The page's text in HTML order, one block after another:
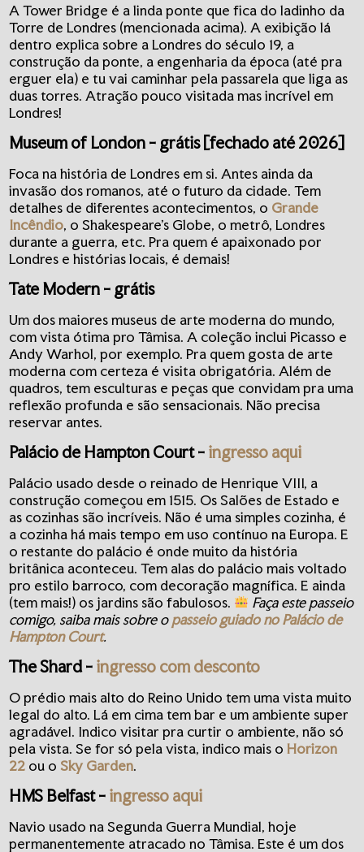
A Tower Bridge é a linda ponte que fica do ladinho da
Torre de Londres (mencionada acima). A exibição lá
dentro explica sobre a Londres do século 19, a
construção da ponte, a engenharia da época (até pra
erguer ela) e tu vai caminhar pela passarela que liga as
duas torres. Atração pouco visitada mas incrível em
Londres!
Museum of London - grátis [fechado até 2026]
Foca na história de Londres em si. Antes ainda da
invasão dos romanos, até o futuro da cidade. Tem
detalhes de diferentes acontecimentos, o Grande
Incêndio, o Shakespeare's Globe, o metrô, Londres
durante a guerra, etc. Pra quem é apaixonado por
Londres e histórias locais, é demais!
Tate Modern - grátis
Um dos maiores museus de arte moderna do mundo,
com vista ótima pro Tâmisa. A coleção inclui Picasso e
Andy Warhol, por exemplo. Pra quem gosta de arte
moderna com certeza é visita obrigatória. Além de
quadros, tem esculturas e peças que convidam pra uma
reflexão profunda e são sensacionais. Não precisa
reservar antes.
Palácio de Hampton Court- ingresso aqui
Palácio usado desde o reinado de Henrique VIII, a
construção começou em 1515. Os Salões de Estado e
as cozinhas são incríveis. Não é uma simples cozinha, é
a cozinha há mais tempo em uso contínuo na Europa. E
o restante do palácio é onde muito da história
britânica aconteceu. Tem alas do palácio mais voltado
pro estilo barroco, com decoração magnífica. E ainda
(tem mais!) os jardins são fabulosos.
Faça este passeio
comigo, saiba mais sobre opasseio guiado no Palácio de
Hampton Court.
The Shard- ingresso com desconto
O prédio mais alto do Reino Unido tem uma vista muito
legal do alto. Lá em cima tem bar e um ambiente super
agradável. Indico visitar pra curtir o ambiente, não só
pela vista. Se for só pela vista, indico mais o Horizon
22 ou o Sky Garden.
HMS Belfast- ingresso aqui
Navio usado na Segunda Guerra Mundial, hoje
permanentemente atracado no Tâmisa. Este é um dos